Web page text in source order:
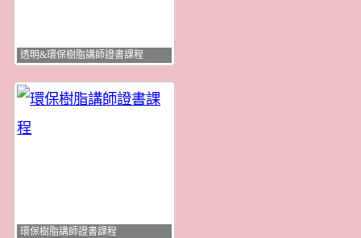
透明&環保樹脂講師證書課程
環保樹脂講師證書課程